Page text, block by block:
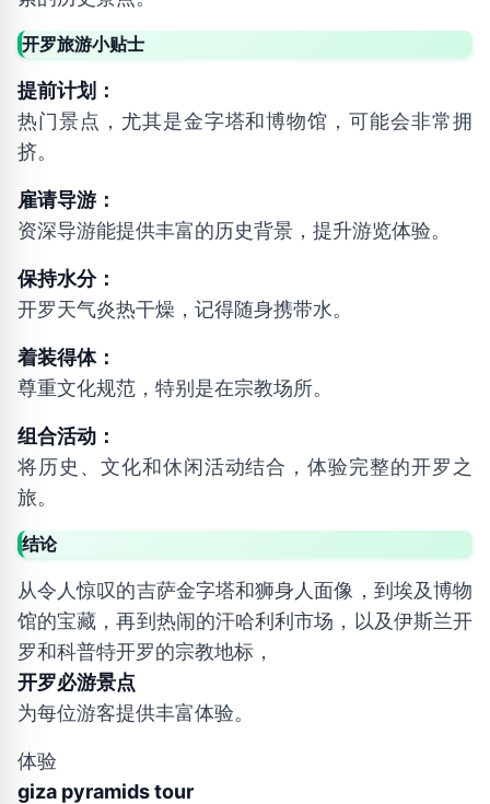
开罗旅游小贴士
提前计划：
热门景点，尤其是金字塔和博物馆，可能会非常拥
挤。
雇请导游：
资深导游能提供丰富的历史背景，提升游览体验。
保持水分：
开罗天气炎热干燥，记得随身携带水。
着装得体：
尊重文化规范，特别是在宗教场所。
组合活动：
将历史、文化和休闲活动结合，体验完整的开罗之
旅。
结论
从令人惊叹的吉萨金字塔和狮身人面像，到埃及博物
馆的宝藏，再到热闹的汗哈利利市场，以及伊斯兰开
罗和科普特开罗的宗教地标，
开罗必游景点
为每位游客提供丰富体验。
体验
giza pyramids tour